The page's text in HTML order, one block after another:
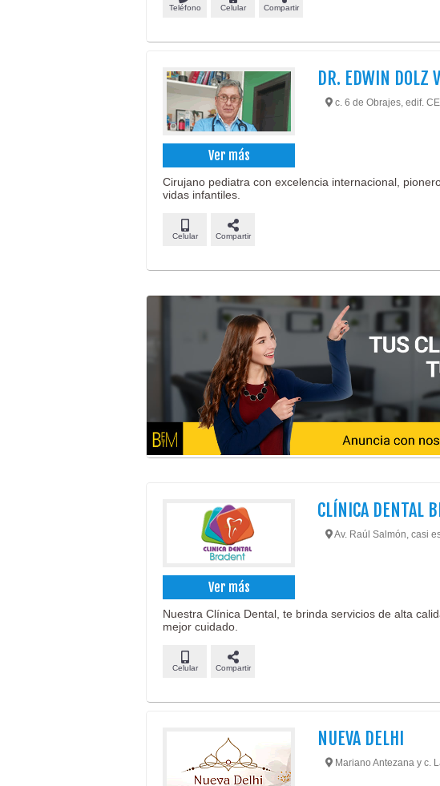
Teléfono Celular Compartir
Ver más
DR. EDWIN DOLZ
c. 6 de Obrajes, edif.
Cirujano pediatra con excelencia internacional,
vidas infantiles.
Celular Compartir
Ver más
CLÍNICA DENTAL
Av. Raúl Salmón, casi
Nuestra Clínica Dental, te brinda servicios de alta
mejor cuidado.
Celular Compartir
NUEVA DELHI
Mariano Antezana y c.